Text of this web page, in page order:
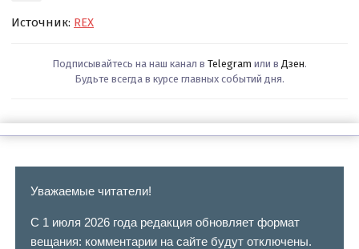
Источник: REX
Подписывайтесь на наш канал в Telegram или в Дзен.
Будьте всегда в курсе главных событий дня.
Уважаемые читатели!
С 1 июля 2026 года редакция обновляет формат
вещания: комментарии на сайте будут отключены.